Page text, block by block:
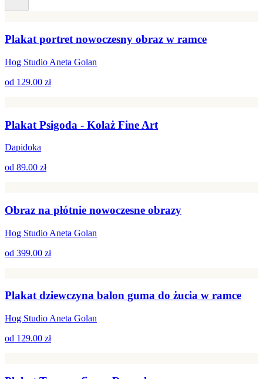
Plakat portret nowoczesny obraz w ramce
Hog Studio Aneta Golan
od 129.00 zł
Plakat Psigoda - Kolaż Fine Art
Dapidoka
od 89.00 zł
Obraz na płótnie nowoczesne obrazy
Hog Studio Aneta Golan
od 399.00 zł
Plakat dziewczyna balon guma do żucia w ramce
Hog Studio Aneta Golan
od 129.00 zł